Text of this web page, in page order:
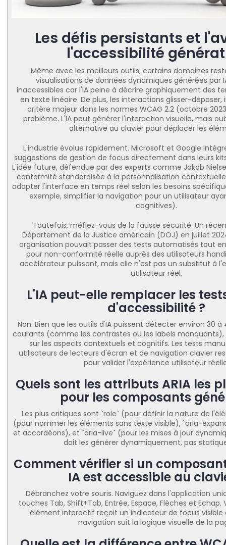
Les défis persistants et
l'accessibilité
Même avec les meilleurs outils, certains domaines
visualisations de données dynamiques générées par
inaccessibles car l'IA peine à décrire graphiquement des
en texte linéaire. De plus, les interactions glisser-
critère majeur dans les normes WCAG 2.2 (octobre
problème. L'IA peut générer l'interaction visuelle, mais
alternative au clavier pour déplacer les
L'industrie évolue rapidement. Microsoft et Google
suggestions de gestion de focus directement dans leurs
L'idée future, défendue par des experts comme Jakob
conformité standardisée à la personnalisation
adapter l'interface en temps réel selon les besoins
exemple, simplifier la navigation pour un utilisateur
cognitives).
Toutefois, méfiez-vous de la fausse sécurité. Un
Département de la Justice américain (DOJ) en juillet
organisation pouvait passer des tests automatisés tout
pour non-conformité réelle auprès des utilisateurs
accélérateur puissant, mais elle n'est pas un substitut à
utilisateur réel.
L'IA peut-elle remplacer les
d'accessibilité ?
Non. Bien que les outils d'IA puissent détecter environ 30 à
courants (comme les contrastes ou les labels
sur les aspects contextuels et cognitifs. Les tests
utilisateurs de lecteurs d'écran et de navigation clavier
pour valider l'expérience utilisateur
Quels sont les attributs ARIA les
pour les composants
Les plus critiques sont `role` (pour définir la nature de
(pour nommer les éléments sans texte visible), `aria-
et accordéons), et `aria-live` (pour les mises à jour
doit les générer dynamiquement, pas
Comment vérifier si un
IA est accessible au
Débranchez votre souris. Naviguez dans l'application
touches Tab, Shift+Tab, Entrée, Espace, Flèches et
élément interactif reçoit un indicateur de focus visible
navigation suit la logique visuelle de la